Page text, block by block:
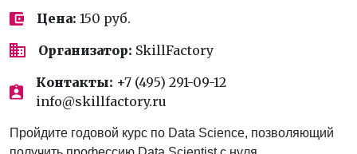
Цена: 150 руб.
Организатор: SkillFactory
Контакты: +7 (495) 291-09-12
info@skillfactory.ru
Пройдите годовой курс по Data Science, позволяющий